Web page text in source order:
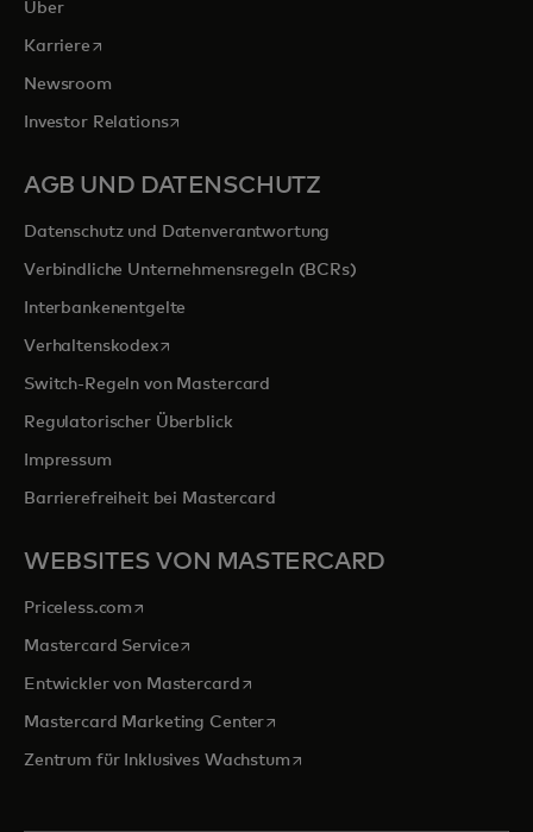
Über
Karrierewird in einer neuen Registerkarte geöffnet
Newsroom
Investor Relationswird in einer neuen Registerkarte geöffnet
AGB UND DATENSCHUTZ
Datenschutz und Datenverantwortung
Verbindliche Unternehmensregeln (BCRs)
Interbankenentgelte
Verhaltenskodexwird in einer neuen Registerkarte geöffnet
Switch-Regeln von Mastercard
Regulatorischer Überblick
Impressum
Barrierefreiheit bei Mastercard
WEBSITES VON MASTERCARD
Priceless.com wird in einer neuen Registerkarte geöffnet
Mastercard Servicewird in einer neuen Registerkarte geöffnet
Entwickler von Mastercardwird in einer neuen Registerkarte
Mastercard Marketing Centerwird in einer neuen
Zentrum für Inklusives Wachstumwird in einer neuen